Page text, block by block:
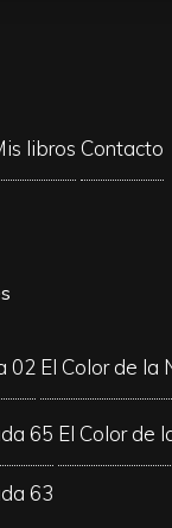
libros Contacto
02 El Color de la
65 El Color de
63